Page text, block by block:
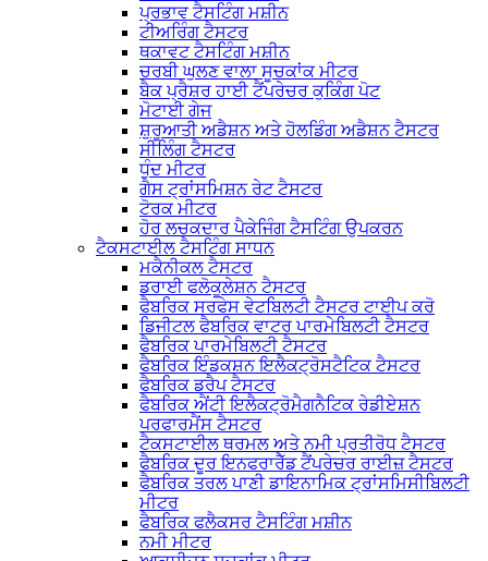
ਪ੍ਰਭਾਵ ਟੈਸਟਿੰਗ ਮਸ਼ੀਨ
ਟੀਅਰਿੰਗ ਟੈਸਟਰ
ਥਕਾਵਟ ਟੈਸਟਿੰਗ ਮਸ਼ੀਨ
ਚਰਬੀ ਘੁਲਣ ਵਾਲਾ ਸੂਚਕਾਂਕ ਮੀਟਰ
ਬੈਕ ਪ੍ਰੈਸ਼ਰ ਹਾਈ ਟੈਂਪਰੇਚਰ ਕੁਕਿੰਗ ਪੋਟ
ਮੋਟਾਈ ਗੇਜ
ਸ਼ੁਰੂਆਤੀ ਅਡੈਸ਼ਨ ਅਤੇ ਹੋਲਡਿੰਗ ਅਡੈਸ਼ਨ ਟੈਸਟਰ
ਸੀਲਿੰਗ ਟੈਸਟਰ
ਧੁੰਦ ਮੀਟਰ
ਗੈਸ ਟ੍ਰਾਂਸਮਿਸ਼ਨ ਰੇਟ ਟੈਸਟਰ
ਟੋਰਕ ਮੀਟਰ
ਹੋਰ ਲਚਕਦਾਰ ਪੈਕੇਜਿੰਗ ਟੈਸਟਿੰਗ ਉਪਕਰਨ
ਟੈਕਸਟਾਈਲ ਟੈਸਟਿੰਗ ਸਾਧਨ
ਮਕੈਨੀਕਲ ਟੈਸਟਰ
ਡਰਾਈ ਫਲੋਕੂਲੇਸ਼ਨ ਟੈਸਟਰ
ਫੈਬਰਿਕ ਸਰਫੇਸ ਵੇਟਬਿਲਟੀ ਟੈਸਟਰ ਟਾਈਪ ਕਰੋ
ਡਿਜੀਟਲ ਫੈਬਰਿਕ ਵਾਟਰ ਪਾਰਮੇਬਿਲਟੀ ਟੈਸਟਰ
ਫੈਬਰਿਕ ਪਾਰਮੇਬਿਲਟੀ ਟੈਸਟਰ
ਫੈਬਰਿਕ ਇੰਡਕਸ਼ਨ ਇਲੈਕਟ੍ਰੋਸਟੈਟਿਕ ਟੈਸਟਰ
ਫੈਬਰਿਕ ਡਰੈਪ ਟੈਸਟਰ
ਫੈਬਰਿਕ ਐਂਟੀ ਇਲੈਕਟ੍ਰੋਮੈਗਨੈਟਿਕ ਰੇਡੀਏਸ਼ਨ
ਪਰਫਾਰਮੈਂਸ ਟੈਸਟਰ
ਟੈਕਸਟਾਈਲ ਥਰਮਲ ਅਤੇ ਨਮੀ ਪ੍ਰਤੀਰੋਧ ਟੈਸਟਰ
ਫੈਬਰਿਕ ਦੂਰ ਇਨਫਰਾਰੈੱਡ ਟੈਂਪਰੇਚਰ ਰਾਈਜ਼ ਟੈਸਟਰ
ਫੈਬਰਿਕ ਤਰਲ ਪਾਣੀ ਡਾਇਨਾਮਿਕ ਟ੍ਰਾਂਸਮਿਸੀਬਿਲਟੀ
ਮੀਟਰ
ਫੈਬਰਿਕ ਫਲੈਕਸਰ ਟੈਸਟਿੰਗ ਮਸ਼ੀਨ
ਨਮੀ ਮੀਟਰ